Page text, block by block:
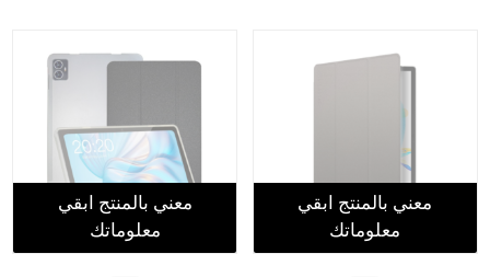
معني بالمنتج ابقي
معلوماتك
معني بالمنتج ابقي
معلوماتك